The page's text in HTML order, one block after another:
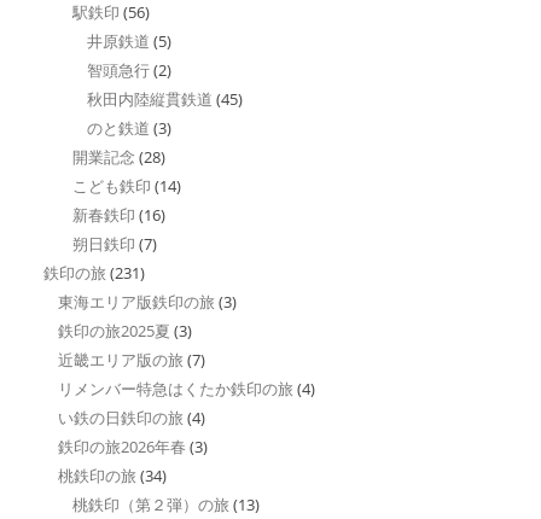
駅鉄印 (56)
井原鉄道 (5)
智頭急行(2)
秋田内陸縦貫鉄道 (45)
のと鉄道 (3)
開業記念 (28)
こども鉄印 (14)
新春鉄印 (16)
朔日鉄印 (7)
鉄印の旅 (231)
東海エリア版鉄印の旅 (3)
鉄印の旅2025夏 (3)
近畿エリア版の旅 (7)
リメンバー特急はくたか鉄印の旅 (4)
い鉄の日鉄印の旅 (4)
鉄印の旅2026年春 (3)
桃鉄印の旅 (34)
桃鉄印（第２弾）の旅 (13)